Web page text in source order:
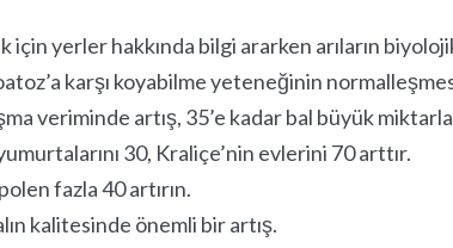
için yerler hakkında bilgi ararken arıların
karşı koyabilme yeteneğinin
veriminde artış, 35’e kadar bal büyük
30, Kraliçe’nin evlerini 70 arttır.
fazla 40 artırın.
kalitesinde önemli bir artış.